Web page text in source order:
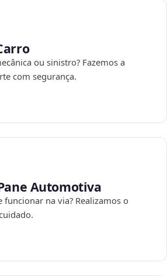
ou sinistro? Fazemos a
com segurança.
Automotiva
na via? Realizamos o